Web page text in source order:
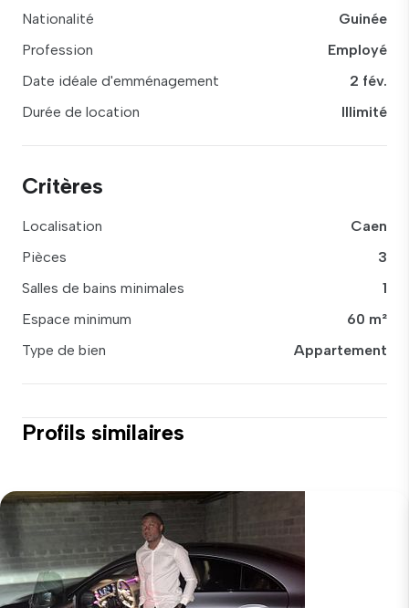
Nationalité
Guinée
Profession
Employé
Date idéale d'emménagement
2 fév.
Durée de location
Illimité
Critères
Localisation
Caen
Pièces
3
Salles de bains minimales
1
Espace minimum
60 m²
Type de bien
Appartement
Profils similaires